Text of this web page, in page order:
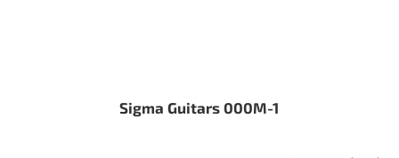
Sigma Guitars 000M-1